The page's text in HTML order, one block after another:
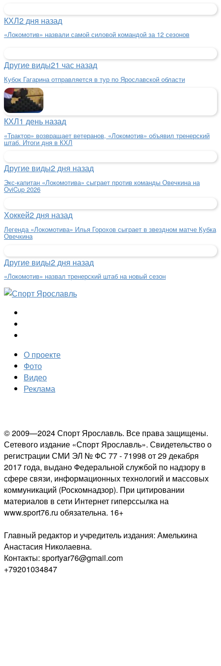
КХЛ2 дня назад
«Локомотив» назвали самой силовой командой за 12 сезонов
Другие виды21 час назад
Кубок Гагарина отправляется в тур по Ярославской области
КХЛ1 день назад
«Трактор» возвращает ветеранов, «Локомотив» объявил тренерский
штаб. Итоги дня в КХЛ
Другие виды2 дня назад
Экс-капитан «Локомотива» сыграет против команды Овечкина на
OviCup 2026
Хоккей2 дня назад
Легенда «Локомотива» Илья Горохов сыграет в звездном матче Кубка
Овечкина
Другие виды2 дня назад
«Локомотив» назвал тренерский штаб на новый сезон
О проекте
Фото
Видео
Реклама
© 2009—2024 Спорт Ярославль. Все права защищены.
Сетевого издание «Спорт Ярославль». Свидетельство о
регистрации СМИ ЭЛ № ФС 77 - 71998 от 29 декабря
2017 года, выдано Федеральной службой по надзору в
сфере связи, информационных технологий и массовых
коммуникаций (Роскомнадзор). При цитировании
материалов в сети Интернет гиперссылка на
www.sport76.ru обязательна. 16+
Главный редактор и учредитель издания: Амелькина
Анастасия Николаевна.
Контакты: sportyar76@gmail.com
+79201034847